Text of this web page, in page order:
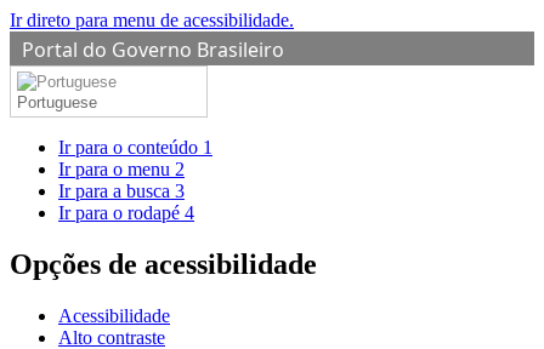
Ir direto para menu de acessibilidade.
Portal do Governo Brasileiro
Portuguese
Ir para o conteúdo 1
Ir para o menu 2
Ir para a busca 3
Ir para o rodapé 4
Opções de acessibilidade
Acessibilidade
Alto contraste